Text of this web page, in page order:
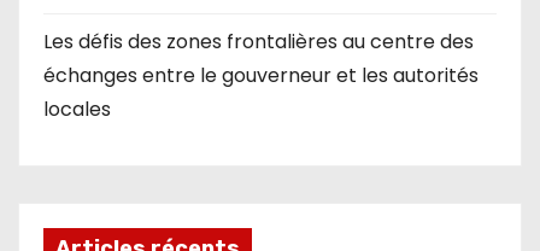
Les défis des zones frontalières au centre des
échanges entre le gouverneur et les autorités
locales